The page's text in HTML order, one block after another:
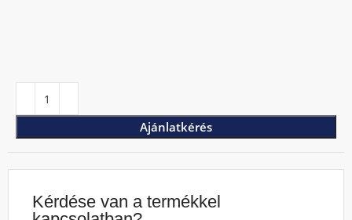
Ajánlatkérés
Kérdése van a termékkel